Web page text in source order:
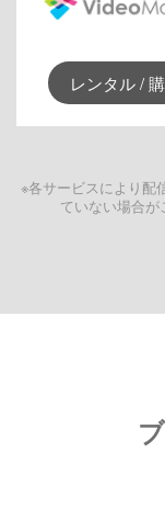
レンタル /
※各サービスにより配
ていない場合が